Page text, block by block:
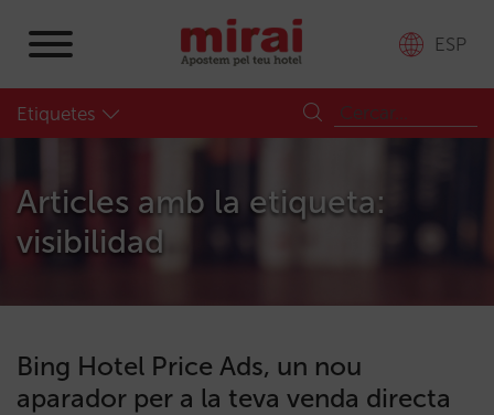
ESP
Etiquetes
Articles amb la etiqueta:
visibilidad
Bing Hotel Price Ads, un nou
aparador per a la teva venda directa